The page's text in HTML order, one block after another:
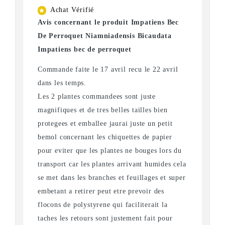
star
Achat Vérifié
Avis concernant le produit Impatiens Bec
De Perroquet Niamniadensis Bicaudata
Impatiens bec de perroquet
Commande faite le 17 avril recu le 22 avril
dans les temps.
Les 2 plantes commandees sont juste
magnifiques et de tres belles tailles bien
protegees et emballee jaurai juste un petit
bemol concernant les chiquettes de papier
pour eviter que les plantes ne bouges lors du
transport car les plantes arrivant humides cela
se met dans les branches et feuillages et super
embetant a retirer peut etre prevoir des
flocons de polystyrene qui faciliterait la
taches les retours sont justement fait pour